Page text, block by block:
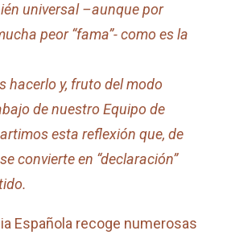
universal –aunque por
peor “fama”- como es la
hacerlo y, fruto del modo
de nuestro Equipo de
esta reflexión que, de
convierte en “declaración”
Española recoge numerosas